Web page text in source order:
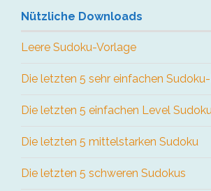
Nützliche Downloads
Leere Sudoku-Vorlage
Die letzten 5 sehr einfachen
Die letzten 5 einfachen Level
Die letzten 5 mittelstarken Sudoku
Die letzten 5 schweren Sudokus